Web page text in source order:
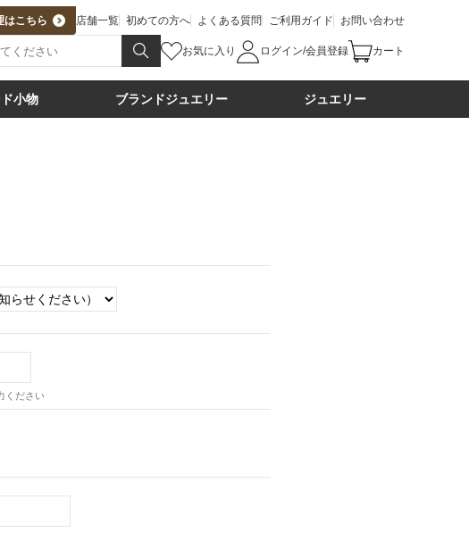
はこちら 店舗一覧 初めての方へ よくある質問 ご利用ガイド お問い合わせ
お気に入り ログイン/会員登録 カート
小物 ブランドジュエリー ジュエリー
ください